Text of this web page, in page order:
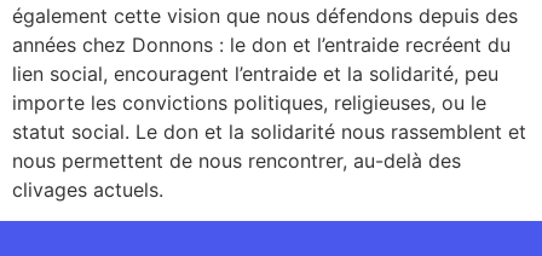
également cette vision que nous défendons depuis des
années chez Donnons : le don et l’entraide recréent du
lien social, encouragent l’entraide et la solidarité, peu
importe les convictions politiques, religieuses, ou le
statut social. Le don et la solidarité nous rassemblent et
nous permettent de nous rencontrer, au-delà des
clivages actuels.